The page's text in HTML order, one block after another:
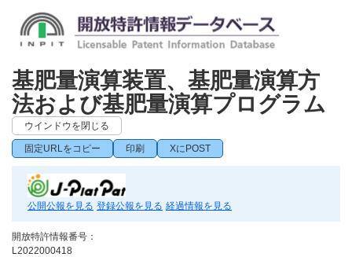
基肥量演算装置、基肥量演算方
法および基肥量演算プログラム
ウインドウを閉じる
固定URLをコピー 印刷 XにPOST
公開公報を見る 登録公報を見る 経過情報を見る
開放特許情報番号：
L2022000418